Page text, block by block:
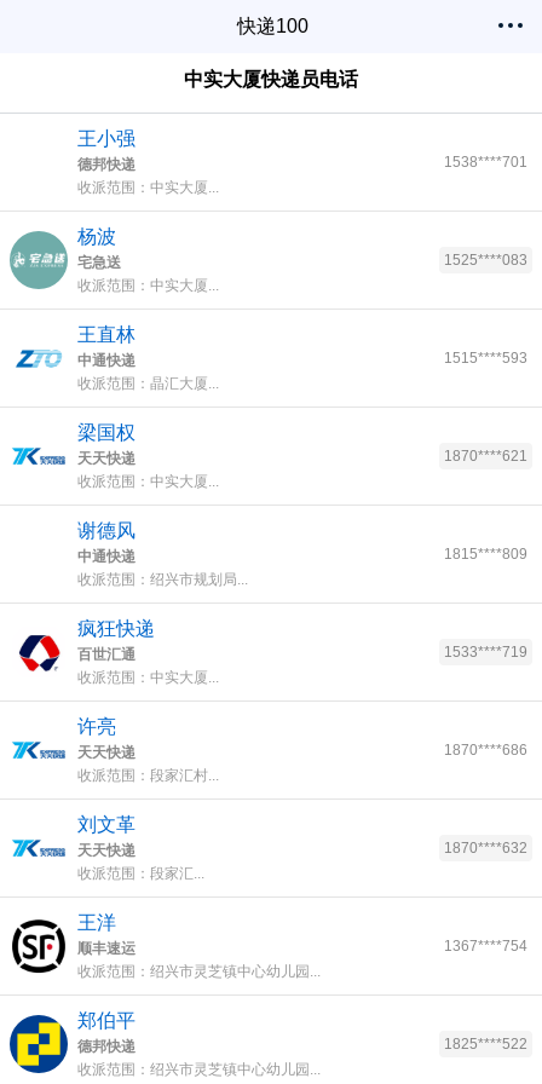
快递100
中实大厦快递员电话
王小强
德邦快递
收派范围：中实大厦...
1538****701
杨波
宅急送
收派范围：中实大厦...
1525****083
王直林
中通快递
收派范围：晶汇大厦...
1515****593
梁国权
天天快递
收派范围：中实大厦...
1870****621
谢德风
中通快递
收派范围：绍兴市规划局...
1815****809
疯狂快递
百世汇通
收派范围：中实大厦...
1533****719
许亮
天天快递
收派范围：段家汇村...
1870****686
刘文革
天天快递
收派范围：段家汇...
1870****632
王洋
顺丰速运
收派范围：绍兴市灵芝镇中心幼儿园...
1367****754
郑伯平
德邦快递
收派范围：绍兴市灵芝镇中心幼儿园...
1825****522